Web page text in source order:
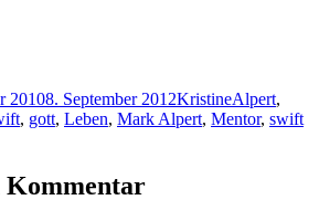
20108. September 2012KristineAlpert,
, gott, Leben, Mark Alpert, Mentor, swift
Kommentar